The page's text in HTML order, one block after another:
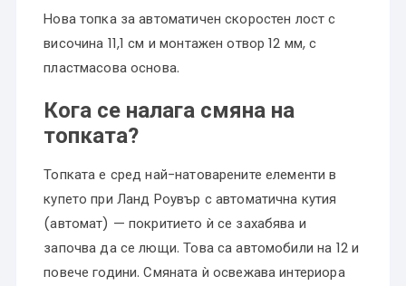
Нова топка за автоматичен скоростен лост с
височина 11,1 см и монтажен отвор 12 мм, с
пластмасова основа.
Кога се налага смяна на
топката?
Топката е сред най-натоварените елементи в
купето при Ланд Роувър с автоматична кутия
(автомат) — покритието ѝ се захабява и
започва да се лющи. Това са автомобили на 12 и
повече години. Смяната ѝ освежава интериора